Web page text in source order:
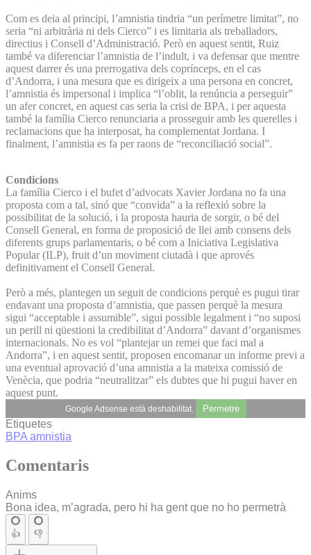
Com es deia al principi, l’amnistia tindria “un perímetre limitat”, no
seria “ni arbitrària ni dels Cierco” i es limitaria als treballadors,
directius i Consell d’Administració. Però en aquest sentit, Ruiz
també va diferenciar l’amnistia de l’indult, i va defensar que mentre
aquest darrer és una prerrogativa dels coprínceps, en el cas
d’Andorra, i una mesura que es dirigeix a una persona en concret,
l’amnistia és impersonal i implica “l’oblit, la renúncia a perseguir”
un afer concret, en aquest cas seria la crisi de BPA, i per aquesta
també la família Cierco renunciaria a prosseguir amb les querelles i
reclamacions que ha interposat, ha complementat Jordana. I
finalment, l’amnistia es fa per raons de “reconciliació social”.
Condicions
La família Cierco i el bufet d’advocats Xavier Jordana no fa una
proposta com a tal, sinó que “convida” a la reflexió sobre la
possibilitat de la solució, i la proposta hauria de sorgir, o bé del
Consell General, en forma de proposició de llei amb consens dels
diferents grups parlamentaris, o bé com a Iniciativa Legislativa
Popular (ILP), fruit d’un moviment ciutadà i que aprovés
definitivament el Consell General.
Però a més, plantegen un seguit de condicions perquè es pugui tirar
endavant una proposta d’amnistia, que passen perquè la mesura
sigui “acceptable i assumible”, sigui possible legalment i “no suposi
un perill ni qüestioni la credibilitat d’Andorra” davant d’organismes
internacionals. No es vol “plantejar un remei que faci mal a
Andorra”, i en aquest sentit, proposen encomanar un informe previ a
una eventual aprovació d’una amnistia a la mateixa comissió de
Venècia, que podria “neutralitzar” els dubtes que hi pugui haver en
aquest punt.
Google Adsense està deshabilitat. Permetre
Etiquetes
BPA amnistia
Comentaris
Anims
Bona idea, m’agrada, pero hi ha gent que no ho permetrà
👍 👎